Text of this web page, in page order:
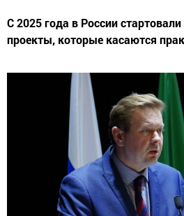
С 2025 года в России
проекты, которые касаются